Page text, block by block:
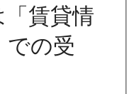
賃貸情
での受